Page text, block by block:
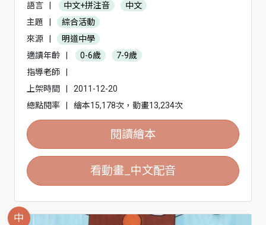
語言 中文+拼注音
中文
主題
綜合活動
來源
明道中學
適讀年齡
0-6歲
7-9歲
指導老師
上架時間
2011-12-20
總點閱率
繪本15,178次，動畫13,234次
閱讀繪本
看動畫_中文配音
中